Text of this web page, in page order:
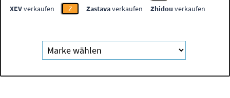
XEVverkaufen Z Zastavaverkaufen Zhidou verkaufen